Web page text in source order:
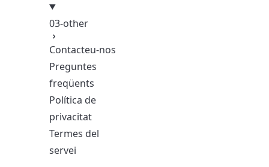
03-other
Contacteu-nos
Preguntes
freqüents
Política de
privacitat
Termes del
servei